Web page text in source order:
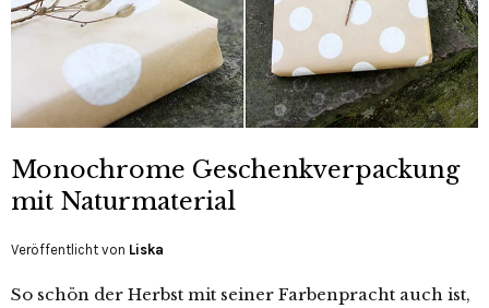
Monochrome Geschenkverpackung
mit Naturmaterial
Veröffentlicht von Liska
So schön der Herbst mit seiner Farbenpracht auch ist,